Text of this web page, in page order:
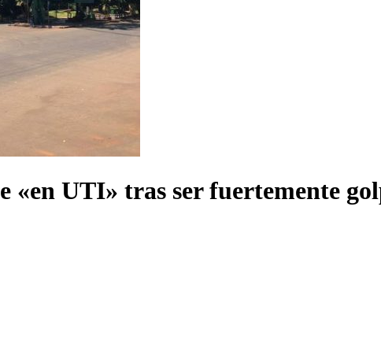
«en UTI» tras ser fuertemente